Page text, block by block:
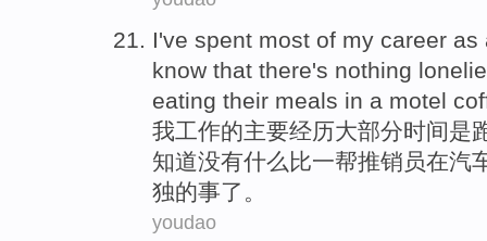
I've spent most of my career as
know that there's nothing
eating their meals in a motel
我工作的主要经历大部分时间是
知道没有什么 比一帮推销员在汽
独的事了。
youdao